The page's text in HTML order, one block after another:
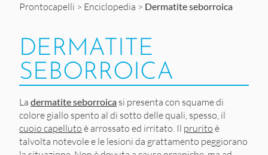
Prontocapelli > Enciclopedia > Dermatite seborroica
DERMATITE
SEBORROICA
La dermatite seborroica si presenta con squame di
colore giallo spento al di sotto delle quali, spesso, il
cuoio capelluto è arrossato ed irritato. Il prurito è
talvolta notevole e le lesioni da grattamento peggiorano